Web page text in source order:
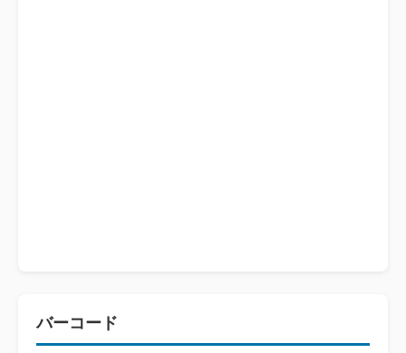
バーコード